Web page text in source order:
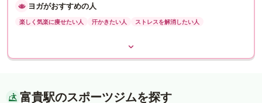
ヨガがおすすめの人
楽しく気楽に痩せたい人 汗かきたい人 ストレスを解消したい人
富貴駅のスポーツジムを探す